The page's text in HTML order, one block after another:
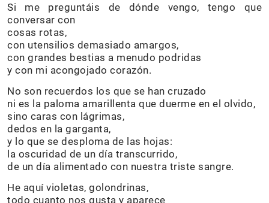
Si me preguntáis de dónde vengo, tengo que
conversar con
cosas rotas,
con utensilios demasiado amargos,
con grandes bestias a menudo podridas
y con mi acongojado corazón.
No son recuerdos los que se han cruzado
ni es la paloma amarillenta que duerme en el olvido,
sino caras con lágrimas,
dedos en la garganta,
y lo que se desploma de las hojas:
la oscuridad de un día transcurrido,
de un día alimentado con nuestra triste sangre.
He aquí violetas, golondrinas,
todo cuanto nos gusta y aparece